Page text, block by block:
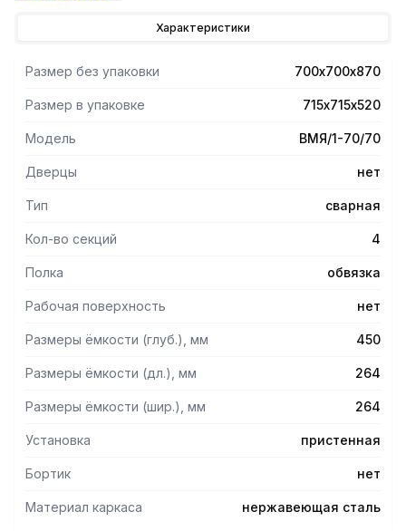
Характеристики
Размер без упаковки 700х700х870
Размер в упаковке 715х715х520
Модель ВМЯ/1-70/70
Дверцы нет
Тип сварная
Кол-во секций 4
Полка обвязка
Рабочая поверхность нет
Размеры ёмкости (глуб.), мм 450
Размеры ёмкости (дл.), мм 264
Размеры ёмкости (шир.), мм 264
Установка пристенная
Бортик нет
Материал каркаса нержавеющая сталь